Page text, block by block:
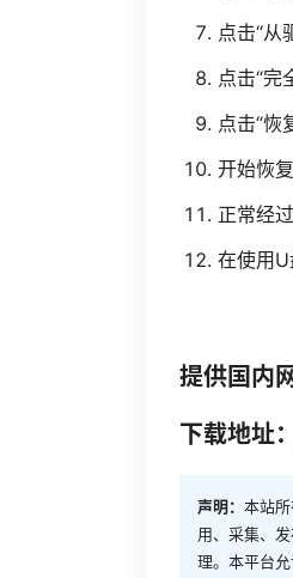
点击“从
点击“完
点击“恢
开始恢
正常经
在使用U
提供国内
下载地址：
声明： 本站
用、采集、
理。本平台